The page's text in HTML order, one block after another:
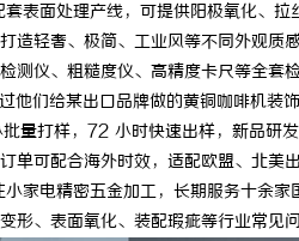
套表面处理产线，可提供阳极氧化、
造轻奢、极简、工业风等不同外观
测仪、粗糙度仪、高精度卡尺等全套
他们给某出口品牌做的黄铜咖啡机
量打样，72 小时快速出样，新品研
单可配合海外时效，适配欧盟、北美
小家电精密五金加工，长期服务十余
形、表面氧化、装配瑕疵等行业常见